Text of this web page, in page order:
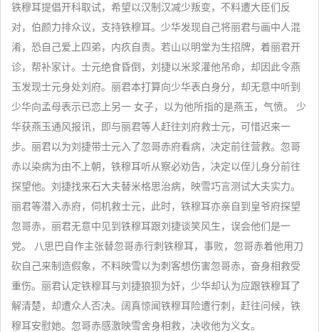
铁穆耳提倡开科取试，希望以汉制汉减少叛变，不料遭大臣们反
对，伯颜力排众议，支持铁穆耳。少华发现自己将丽君与画中人混
淆，恐自己爱上四弟，内疚自责。若山以明堂为生招牌，着丽君开
诊，帮补家计。士元绝食昏倒，刘捷以米浆灌他吊命，却因此令燕
玉发现士元身处刘府。丽君本打算向少华表白身分，却无意中听到
少华向孟母表示已恋上另一 女子，以为他所指的是燕玉，气愤。 少
华获燕玉通风报讯，即与丽君等人赶往刘府救士元，可惜迟来一
步。丽君以为刘捷带士元入了忽哥赤府看病，决定前往营救。忽哥
赤以染病为由不上朝，铁穆耳听从察必劝告，决定以侄儿身分前往
探望他。刘捷找来石大夫替米格思治病，映雪巧言测试大夫实力。
丽君等潜入赤府，伺机救士元，此时，铁穆耳亦亲自到皇爷府探望
忽哥赤，丽君无意中见到铁穆耳跟刘捷谈笑风生，误会他们是一
党。 八思巴自作主张替忽哥赤行刺铁穆耳，事败，忽哥赤着他用刀
砍自己来制造假象，不料映雪以为刺客想伤害忽哥赤，奋身相救受
重伤。丽君认定铁穆耳与刘捷狼狈为奸，少华却认为应跟铁穆耳了
解清楚，却遭众人否决。阔真惊闻铁穆耳险遭行刺，赶往问候，铁
穆耳安慰她。忽哥赤感激映雪舍身相救，决收他为义女。